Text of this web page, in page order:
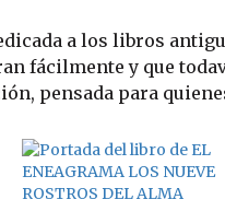
a los libros
fácilmente y que
pensada para